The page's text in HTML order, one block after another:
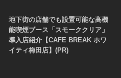
地下街の店舗でも設置可能な高機
能喫煙ブース「スモーククリア」
導入店紹介【CAFE BREAK ホワ
イティ梅田店】(PR)